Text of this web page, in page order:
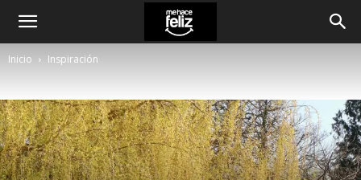
Inicio Inspiración